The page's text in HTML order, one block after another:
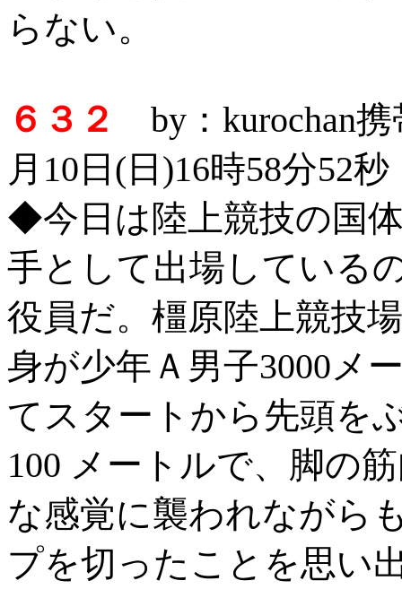
らない。
６３２
by：kurochan
月10日(日)16時58分52秒
◆今日は陸上競技の国
手として出場している
役員だ。橿原陸上競技
身が少年Ａ男子3000メ
てスタートから先頭を
100 メートルで、脚の
な感覚に襲われながら
プを切ったことを思い